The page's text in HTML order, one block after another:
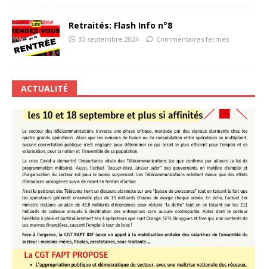
Retraités: Flash Info n°8
30 septembre 2024 Commentaires fermés
ACTUALITÉ